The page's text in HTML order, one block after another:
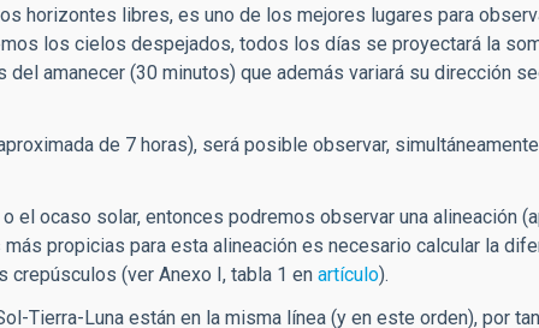
horizontes libres, es uno de los mejores lugares para
los cielos despejados, todos los días se proyectará la
amanecer (30 minutos) que además variará su dirección
de 7 horas), será posible observar,
el ocaso solar, entonces podremos observar una alineación
propicias para esta alineación es necesario calcular la
crepúsculos (ver Anexo I, tabla 1 en artículo).
Tierra-Luna están en la misma línea (y en este orden), por